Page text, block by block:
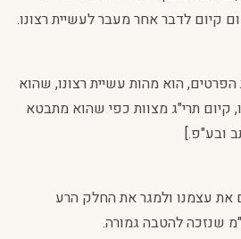
קיום לדבר אחר מעבר לעשיית רצונו.
הוא מהות עשיית רצונו, שהוא
קיום תרי"ג מצוות כפי שהוא מתבטא
ובע"פ.]
את עצמנו ולמגר את החלק הרע
שנזכה להטבה גמורה.